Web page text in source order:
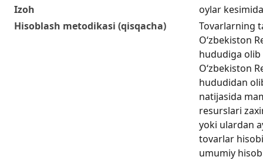
Izoh
oylar kesimida
Hisoblash metodikasi (qisqacha)
Tovarlarning
Oʻzbekiston
hududiga
Oʻzbekiston
hududidan
natijasida
resurslari
yoki ulardan
tovarlar
umumiy